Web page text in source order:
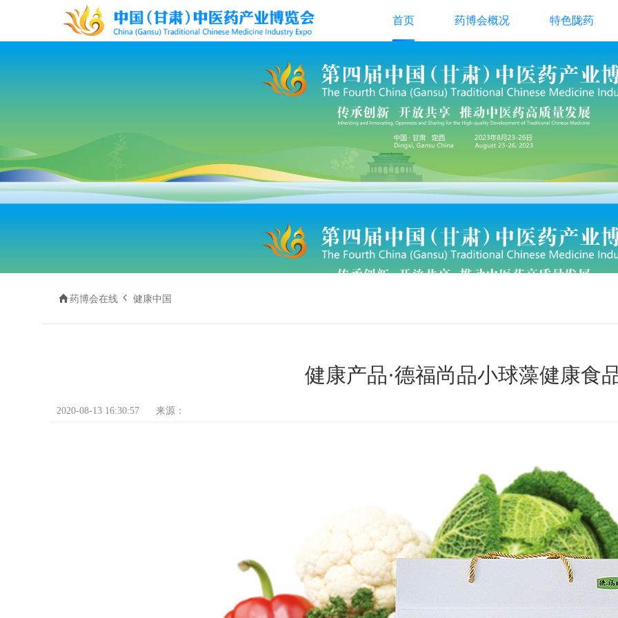
首页 药博会概况 特色陇药
药博会在线  健康中国
健康产品·德福尚品小球藻健康食
2020-08-13 16:30:57 来源：